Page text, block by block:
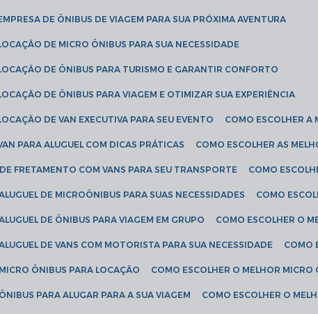
DE ÔNIBUS DE VIAGEM PARA SUA PRÓXIMA AVENTURA
DE MICRO ÔNIBUS PARA SUA NECESSIDADE
DE ÔNIBUS PARA TURISMO E GARANTIR CONFORTO
DE ÔNIBUS PARA VIAGEM E OTIMIZAR SUA EXPERIÊNCIA
DE VAN EXECUTIVA PARA SEU EVENTO COMO ESCOLHER
PARA ALUGUEL COM DICAS PRÁTICAS COMO ESCOLHER AS
DE FRETAMENTO COM VANS PARA SEU TRANSPORTE COMO
DE MICROÔNIBUS PARA SUAS NECESSIDADES COMO
DE ÔNIBUS PARA VIAGEM EM GRUPO COMO ESCOLHER O
DE VANS COM MOTORISTA PARA SUA NECESSIDADE
ÔNIBUS PARA LOCAÇÃO COMO ESCOLHER O MELHOR
PARA ALUGAR PARA A SUA VIAGEM COMO ESCOLHER O